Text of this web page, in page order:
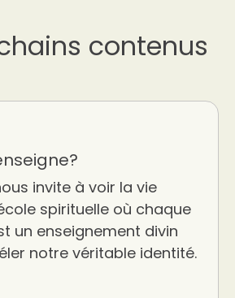
contenus
invite à voir la vie
spirituelle où chaque
un enseignement divin
notre véritable identité.